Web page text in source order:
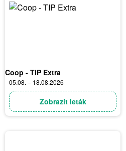
Coop - TIP Extra
05.08. – 18.08.2026
Zobrazit leták